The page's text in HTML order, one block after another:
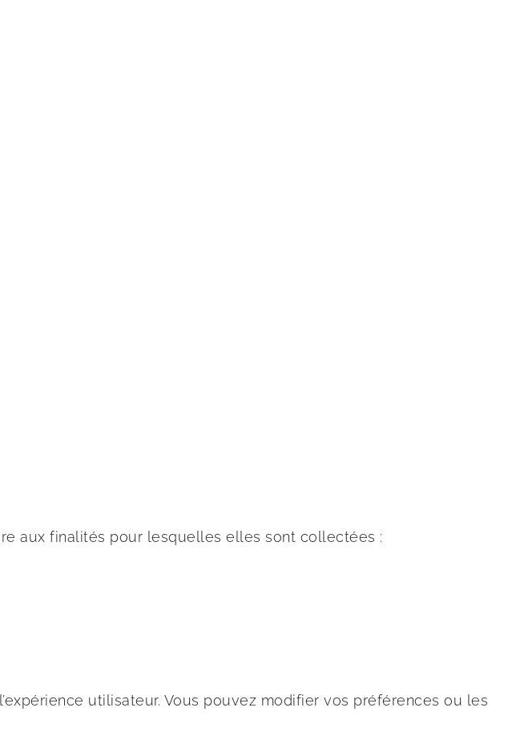
aux finalités pour lesquelles elles sont collectées :
utilisateur. Vous pouvez modifier vos préférences ou les